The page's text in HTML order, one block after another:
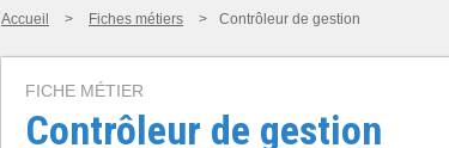
Accueil > Fiches métiers > Contrôleur de gestion
FICHE MÉTIER
Contrôleur de gestion